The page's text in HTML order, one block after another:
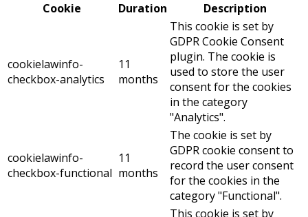
Cookie
Duration Description
cookielawinfo-
checkbox-analytics
11
months
This cookie is set by
GDPR Cookie Consent
plugin. The cookie is
used to store the user
consent for the cookies
in the category
"Analytics".
cookielawinfo-
checkbox-functional
11
months
The cookie is set by
GDPR cookie consent to
record the user consent
for the cookies in the
category "Functional".
This cookie is set by